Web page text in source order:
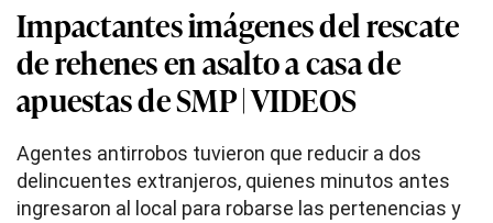
Impactantes imágenes del rescate
de rehenes en asalto a casa de
apuestas de SMP | VIDEOS
Agentes antirrobos tuvieron que reducir a dos
delincuentes extranjeros, quienes minutos antes
ingresaron al local para robarse las pertenencias y